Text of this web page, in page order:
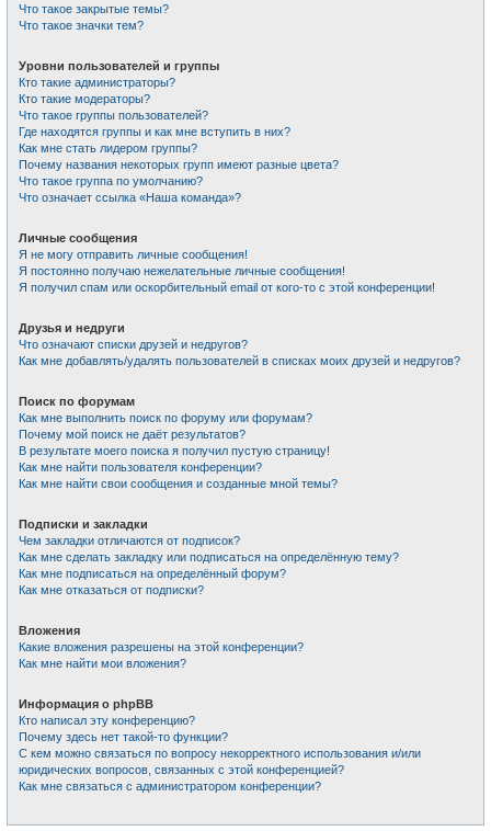
Что такое закрытые темы?
Что такое значки тем?
Уровни пользователей и группы
Кто такие администраторы?
Кто такие модераторы?
Что такое группы пользователей?
Где находятся группы и как мне вступить в них?
Как мне стать лидером группы?
Почему названия некоторых групп имеют разные цвета?
Что такое группа по умолчанию?
Что означает ссылка «Наша команда»?
Личные сообщения
Я не могу отправить личные сообщения!
Я постоянно получаю нежелательные личные сообщения!
Я получил спам или оскорбительный email от кого-то с этой конференции!
Друзья и недруги
Что означают списки друзей и недругов?
Как мне добавлять/удалять пользователей в списках моих друзей и недругов?
Поиск по форумам
Как мне выполнить поиск по форуму или форумам?
Почему мой поиск не даёт результатов?
В результате моего поиска я получил пустую страницу!
Как мне найти пользователя конференции?
Как мне найти свои сообщения и созданные мной темы?
Подписки и закладки
Чем закладки отличаются от подписок?
Как мне сделать закладку или подписаться на определённую тему?
Как мне подписаться на определённый форум?
Как мне отказаться от подписки?
Вложения
Какие вложения разрешены на этой конференции?
Как мне найти мои вложения?
Информация о phpBB
Кто написал эту конференцию?
Почему здесь нет такой-то функции?
С кем можно связаться по вопросу некорректного использования и/или
юридических вопросов, связанных с этой конференцией?
Как мне связаться с администратором конференции?